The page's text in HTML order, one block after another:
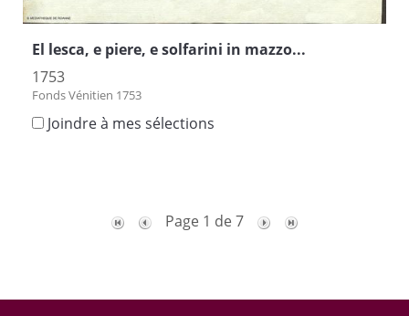
El lesca, e piere, e solfarini in mazzo...
1753
Fonds Vénitien 1753
Joindre à mes sélections
Page 1 de 7